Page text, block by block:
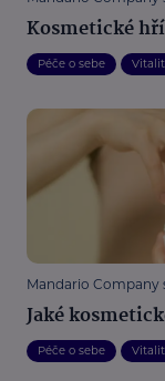
Kosmetické
Péče o sebe
Mandario Company
Jaké
Péče o sebe